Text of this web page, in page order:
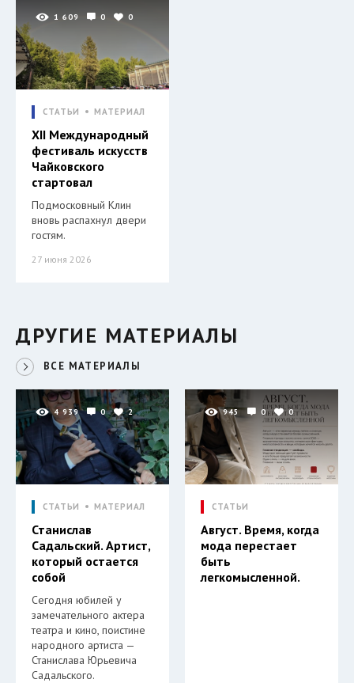
1 609 0 0
СТАТЬИ МАТЕРИАЛ
XII Международный
фестиваль искусств
Чайковского
стартовал
Подмосковный Клин
вновь распахнул двери
гостям.
27 июня 2026
ДРУГИЕ МАТЕРИАЛЫ
ВСЕ МАТЕРИАЛЫ
4 939 0 2
СТАТЬИ МАТЕРИАЛ
Станислав
Садальский. Артист,
который остается
собой
Сегодня юбилей у
замечательного актера
театра и кино, поистине
народного артиста —
Станислава Юрьевича
Садальского.
945 0 0
СТАТЬИ
Август. Время, когда
мода перестает
быть
легкомысленной.